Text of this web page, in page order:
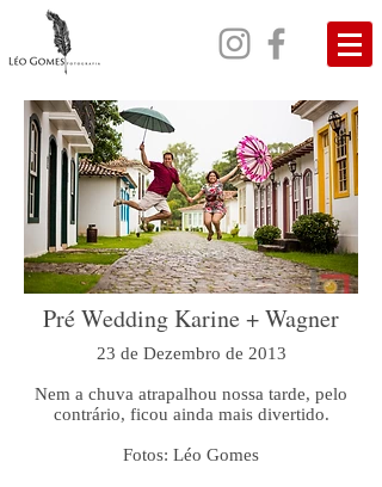
Pré Wedding Karine + Wagner
23 de Dezembro de 2013
Nem a chuva atrapalhou nossa tarde, pelo
contrário, ficou ainda mais divertido.
Fotos: Léo Gomes